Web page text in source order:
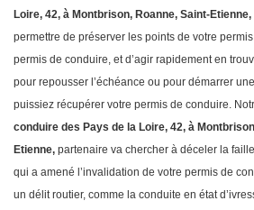
Loire, 42, à Montbrison, Roanne, Saint-Etienne,
permettre de préserver les points de votre
permis de conduire, et d’agir rapidement en
pour repousser l’échéance ou pour démarrer
puissiez récupérer votre permis de conduire.
conduire des Pays de la Loire, 42, à
Etienne, partenaire va chercher à déceler la
qui a amené l’invalidation de votre permis de
un délit routier, comme la conduite en état